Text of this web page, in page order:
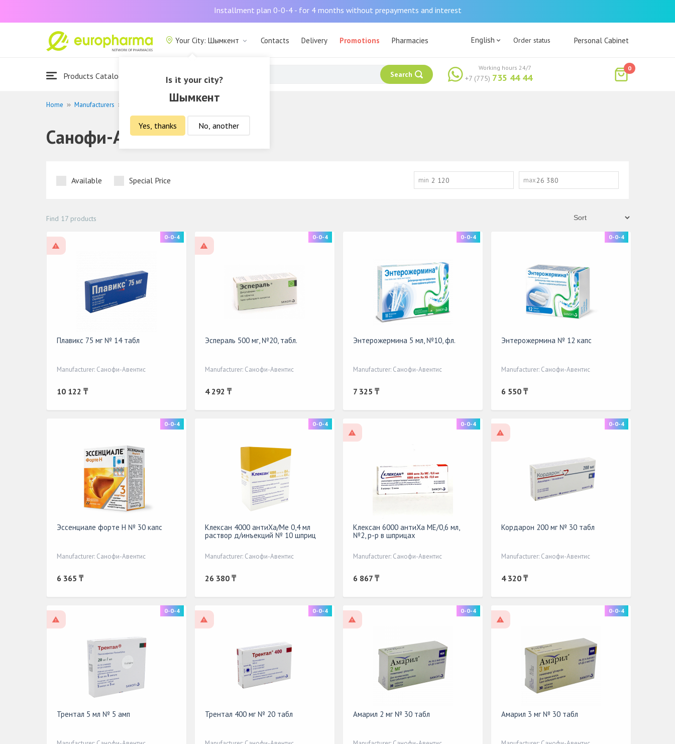
Installment plan 0-0-4 - for 4 months without prepayments and interest
Your City: Шымкент
Is it your city?
Шымкент
Yes, thanks No, another
Contacts Delivery Promotions Pharmacies
About Us
English Order status Personal Cabinet
Products Catalogue Search +7 (775) 735 44 44
Working hours 24/7 0
Home Manufacturers
Санофи-Авентис
Available Special Price min max
Find 17 products
0-0-4
Плавикс 75 мг № 14 табл
Manufacturer: Санофи-Авентис
10 122 ₸
0-0-4
Эспераль 500 мг, №20, табл.
Manufacturer: Санофи-Авентис
4 292 ₸
0-0-4
Энтерожермина 5 мл, №10, фл.
Manufacturer: Санофи-Авентис
7 325 ₸
0-0-4
Энтерожермина № 12 капс
Manufacturer: Санофи-Авентис
6 550 ₸
0-0-4
Эссенциале форте Н № 30 капс
Manufacturer: Санофи-Авентис
6 365 ₸
0-0-4
Клексан 4000 антиХа/Ме 0,4 мл
раствор д/инъекций № 10 шприц
Manufacturer: Санофи-Авентис
26 380 ₸
0-0-4
Клексан 6000 антиХа МЕ/0,6 мл,
№2, р-р в шприцах
Manufacturer: Санофи-Авентис
6 867 ₸
0-0-4
Кордарон 200 мг № 30 табл
Manufacturer: Санофи-Авентис
4 320 ₸
0-0-4
Трентал 5 мл № 5 амп
0-0-4
Трентал 400 мг № 20 табл
0-0-4
Амарил 2 мг № 30 табл
0-0-4
Амарил 3 мг № 30 табл